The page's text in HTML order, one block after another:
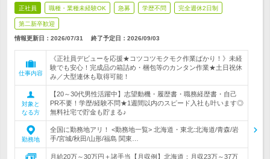
正社員 職種・業種未経験OK 急募 学歴不問 完全週休2日制
第二新卒歓迎
情報更新日：2026/07/31 終了予定日： 2026/09/03
仕事内容
《正社員デビューを応援★コツコツモクモク作業ばかり！》未経
験でも安心！完成品の箱詰め・梱包等のカンタン作業★土日祝休
み／大型連休も取得可能！
対象と
なる方
【20～30代男性活躍中】志望動機・履歴書・職務経歴書・自己
PR不要！学歴/経験不問★1週間以内のスピード入社も叶います◎
無料社宅で貯金も貯まる♪
勤務地
全国に勤務地アリ！ <勤務地一覧> 北海道・東北:北海道/青森/岩
手/宮城/秋田/山形/福島 関東…
月給20万～30万円＋諸手当【月収例】北海道：月収23万～37万